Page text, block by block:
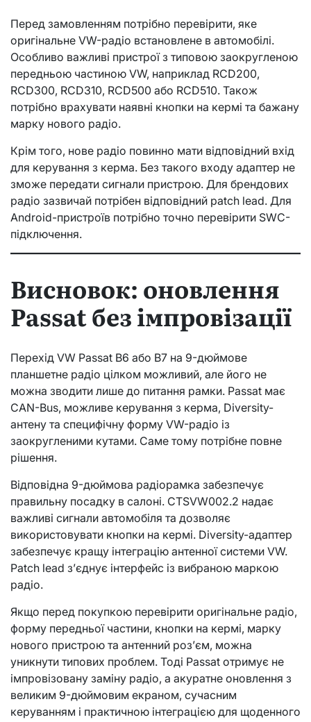
Перед замовленням потрібно перевірити, яке
оригінальне VW-радіо встановлене в автомобілі.
Особливо важливі пристрої з типовою заокругленою
передньою частиною VW, наприклад RCD200,
RCD300, RCD310, RCD500 або RCD510. Також
потрібно врахувати наявні кнопки на кермі та бажану
марку нового радіо.
Крім того, нове радіо повинно мати відповідний вхід
для керування з керма. Без такого входу адаптер не
зможе передати сигнали пристрою. Для брендових
радіо зазвичай потрібен відповідний patch lead. Для
Android-пристроїв потрібно точно перевірити SWC-
підключення.
Висновок: оновлення
Passat без імпровізації
Перехід VW Passat B6 або B7 на 9-дюймове
планшетне радіо цілком можливий, але його не
можна зводити лише до питання рамки. Passat має
CAN-Bus, можливе керування з керма, Diversity-
антену та специфічну форму VW-радіо із
заокругленими кутами. Саме тому потрібне повне
рішення.
Відповідна 9-дюймова радіорамка забезпечує
правильну посадку в салоні. CTSVW002.2 надає
важливі сигнали автомобіля та дозволяє
використовувати кнопки на кермі. Diversity-адаптер
забезпечує кращу інтеграцію антенної системи VW.
Patch lead з’єднує інтерфейс із вибраною маркою
радіо.
Якщо перед покупкою перевірити оригінальне радіо,
форму передньої частини, кнопки на кермі, марку
нового пристрою та антенний роз’єм, можна
уникнути типових проблем. Тоді Passat отримує не
імпровізовану заміну радіо, а акуратне оновлення з
великим 9-дюймовим екраном, сучасним
керуванням і практичною інтеграцією для щоденного